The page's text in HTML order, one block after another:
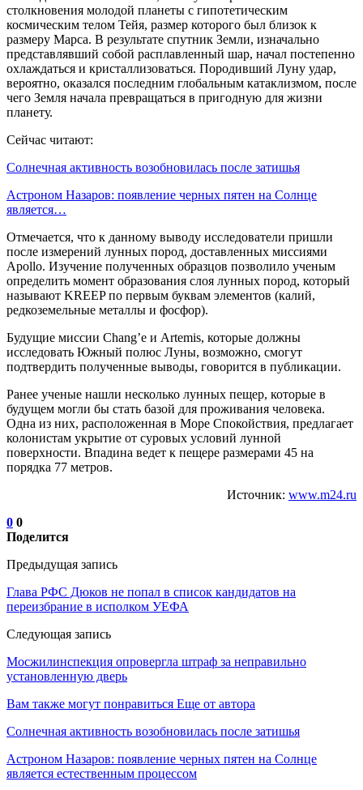
столкновения молодой планеты с гипотетическим
космическим телом Тейя, размер которого был близок к
размеру Марса. В результате спутник Земли, изначально
представлявший собой расплавленный шар, начал постепенно
охлаждаться и кристаллизоваться. Породивший Луну удар,
вероятно, оказался последним глобальным катаклизмом, после
чего Земля начала превращаться в пригодную для жизни
планету.
Сейчас читают:
Солнечная активность возобновилась после затишья
Астроном Назаров: появление черных пятен на Солнце
является…
Отмечается, что к данному выводу исследователи пришли
после измерений лунных пород, доставленных миссиями
Apollo. Изучение полученных образцов позволило ученым
определить момент образования слоя лунных пород, который
называют KREEP по первым буквам элементов (калий,
редкоземельные металлы и фосфор).
Будущие миссии Chang’e и Artemis, которые должны
исследовать Южный полюс Луны, возможно, смогут
подтвердить полученные выводы, говорится в публикации.
Ранее ученые нашли несколько лунных пещер, которые в
будущем могли бы стать базой для проживания человека.
Одна из них, расположенная в Море Спокойствия, предлагает
колонистам укрытие от суровых условий лунной
поверхности. Впадина ведет к пещере размерами 45 на
порядка 77 метров.
Источник: www.m24.ru
0 0
Поделится
Предыдущая запись
Глава РФС Дюков не попал в список кандидатов на
переизбрание в исполком УЕФА
Следующая запись
Мосжилинспекция опровергла штраф за неправильно
установленную дверь
Вам также могут понравиться Еще от автора
Солнечная активность возобновилась после затишья
Астроном Назаров: появление черных пятен на Солнце
является естественным процессом